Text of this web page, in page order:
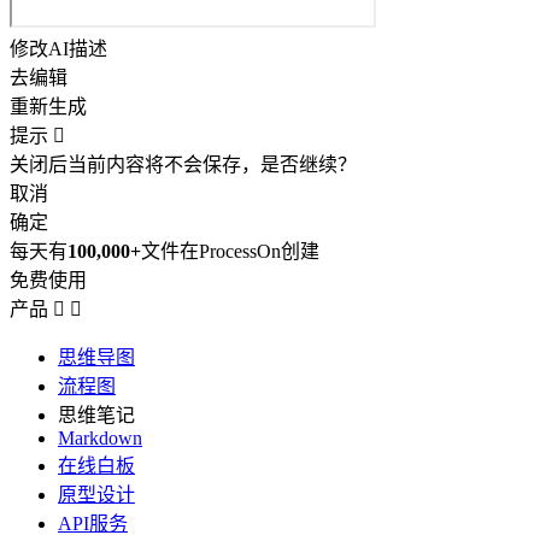
修改AI描述
去编辑
重新生成
提示 
关闭后当前内容将不会保存，是否继续？
取消
确定
每天有100,000+文件在ProcessOn创建
免费使用
产品  
思维导图
流程图
思维笔记
Markdown
在线白板
原型设计
API服务